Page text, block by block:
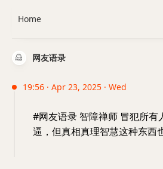
网友语录
19:56 · Apr 23, 2025 · Wed
#网友语录 智障禅师 冒犯所有
逼，但真相真理智慧这种东西
Home